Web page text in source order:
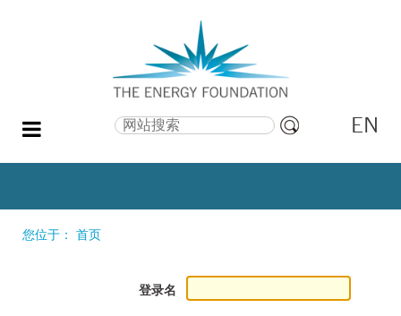
级
索
EN
您位于： 首页
登录名